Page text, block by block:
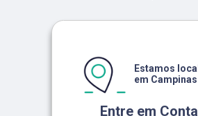
Entre em
Estamos
em Campinas